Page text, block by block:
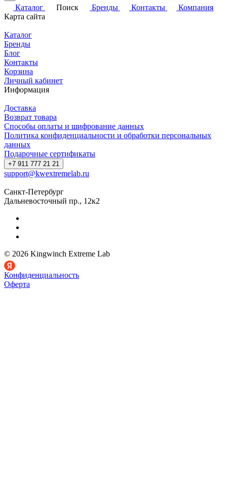
Каталог Поиск Бренды Контакты
Компания
Карта сайта
Каталог
Бренды
Блог
Контакты
Корзина
Личный кабинет
Информация
Доставка
Возврат товара
Способы оплаты и шифрование данных
Политика конфиденциальности и обработки персональных
данных
Подарочные сертификаты
+7 911 777 21 21
support@kwextremelab.ru
Санкт-Петербург
Дальневосточный пр., 12к2
© 2026 Kingwinch Extreme Lab
Конфиденциальность
Оферта